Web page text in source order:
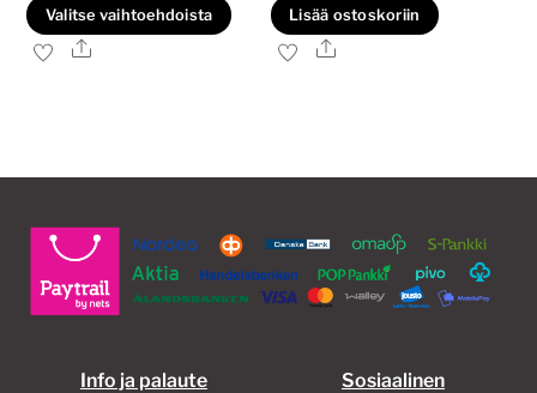
Valitse vaihtoehdoista
Tällä
tuotteella
valinnat
tuotteen
sivulla.
Ale
Lisää ostoskoriin
Ale
Info ja palaute Sosiaalinen